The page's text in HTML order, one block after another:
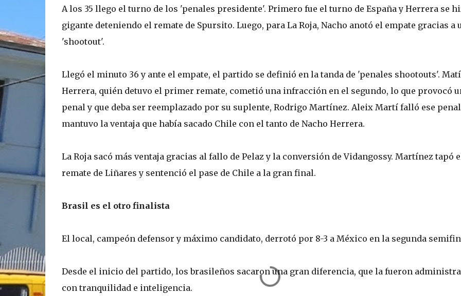
A los 35 llego el turno de los 'penales presidente'. Primero fue el turno de España y Herrera se
gigante deteniendo el remate de Spursito. Luego, para La Roja, Nacho anotó el empate gracias a
'shootout'.
Llegó el minuto 36 y ante el empate, el partido se definió en la tanda de 'penales shootouts'.
Herrera, quién detuvo el primer remate, cometió una infracción en el segundo, lo que provocó
penal y que deba ser reemplazado por su suplente, Rodrigo Martínez. Aleix Martí falló ese
mantuvo la ventaja que había sacado Chile con el tanto de Nacho Herrera.
La Roja sacó más ventaja gracias al fallo de Pelaz y la conversión de Vidangossy. Martínez tapó
remate de Liñares y sentenció el pase de Chile a la gran final.
Brasil es el otro finalista
El local, campeón defensor y máximo candidato, derrotó por 8-3 a México en la segunda
Desde el inicio del partido, los brasileños sacaron una gran diferencia, que la fueron
con tranquilidad e inteligencia.